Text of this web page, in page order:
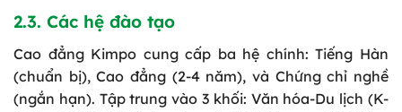
2.3. Các hệ đào tạo
Cao đẳng Kimpo cung cấp ba hệ chính: Tiếng Hàn
(chuẩn bị), Cao đẳng (2-4 năm), và Chứng chỉ nghề
(ngắn hạn). Tập trung vào 3 khối: Văn hóa-Du lịch (K-